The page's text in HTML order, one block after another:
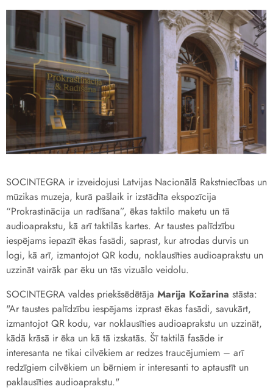
SOCINTEGRA ir izveidojusi Latvijas Nacionālā Rakstniecības un
mūzikas muzeja, kurā pašlaik ir izstādīta ekspozīcija
“Prokrastinācija un radīšana”, ēkas taktilo maketu un tā
audioaprakstu, kā arī taktilās kartes. Ar taustes palīdzību
iespējams iepazīt ēkas fasādi, saprast, kur atrodas durvis un
logi, kā arī, izmantojot QR kodu, noklausīties audioaprakstu un
uzzināt vairāk par ēku un tās vizuālo veidolu.
SOCINTEGRA valdes priekšsēdētāja Marija Kožarina stāsta:
"Ar taustes palīdzību iespējams izprast ēkas fasādi, savukārt,
izmantojot QR kodu, var noklausīties audioaprakstu un uzzināt,
kādā krāsā ir ēka un kā tā izskatās. Šī taktilā fasāde ir
interesanta ne tikai cilvēkiem ar redzes traucējumiem – arī
redzīgiem cilvēkiem un bērniem ir interesanti to aptaustīt un
paklausīties audioaprakstu."